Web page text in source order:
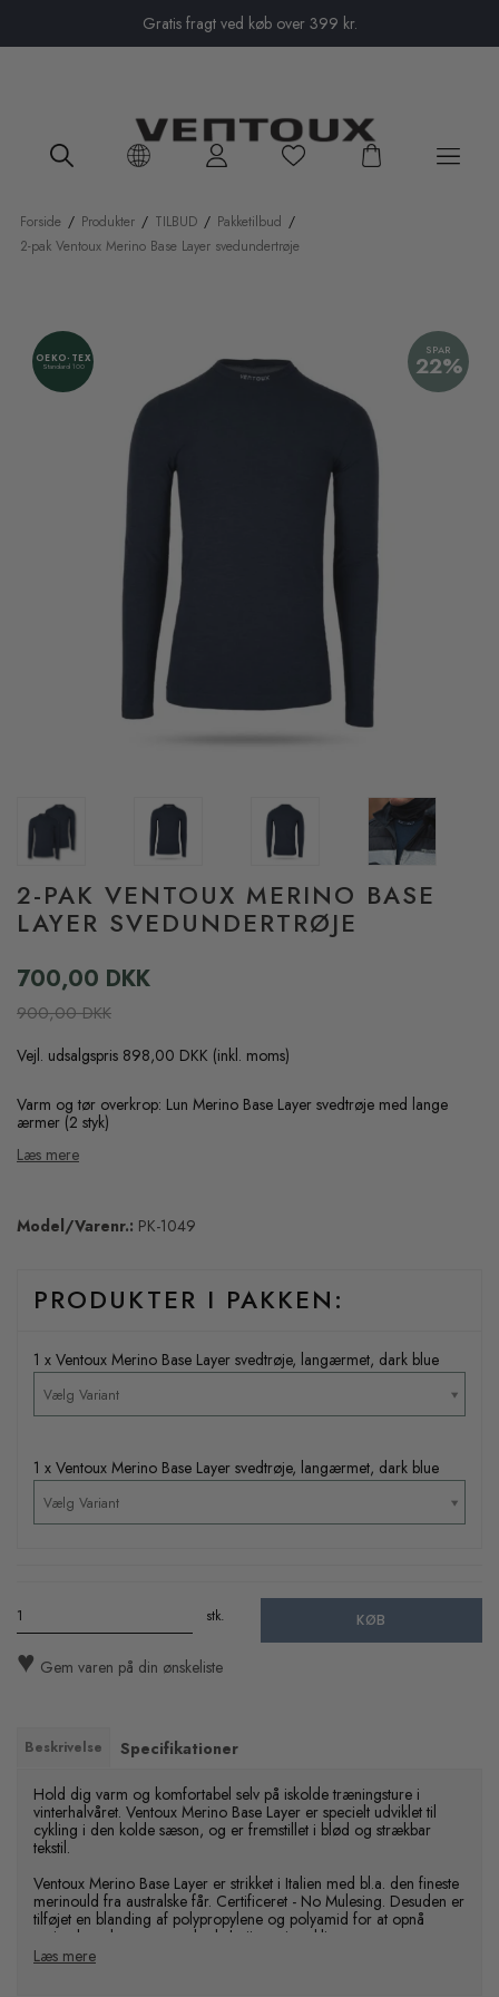
Gratis fragt ved køb over 399 kr.
Forside / Produkter / TILBUD / Pakketilbud /
2-pak Ventoux Merino Base Layer svedundertrøje
SPAR
22%
2-PAK VENTOUX MERINO BASE
LAYER SVEDUNDERTRØJE
700,00 DKK
900,00 DKK
Vejl. udsalgspris 898,00 DKK (inkl. moms)
Varm og tør overkrop: Lun Merino Base Layer svedtrøje med lange
ærmer (2 styk)
Læs mere
Model/Varenr.: PK-1049
PRODUKTER I PAKKEN:
1 x Ventoux Merino Base Layer svedtrøje, langærmet, dark blue
Vælg Variant
1 x Ventoux Merino Base Layer svedtrøje, langærmet, dark blue
Vælg Variant
stk. KØB
♥ Gem varen på din ønskeliste
Beskrivelse Specifikationer
Hold dig varm og komfortabel selv på iskolde træningsture i
vinterhalvåret. Ventoux Merino Base Layer er specielt udviklet til
cykling i den kolde sæson, og er fremstillet i blød og strækbar
tekstil.
Ventoux Merino Base Layer er strikket i Italien med bl.a. den fineste
merinould fra australske får. Certificeret - No Mulesing. Desuden er
tilføjet en blanding af polypropylene og polyamid for at opnå
optimal svedtransport ved selv højintensiv cykling.
Merino blandingen gør også desuden af denne svedtrøje føles
Læs mere